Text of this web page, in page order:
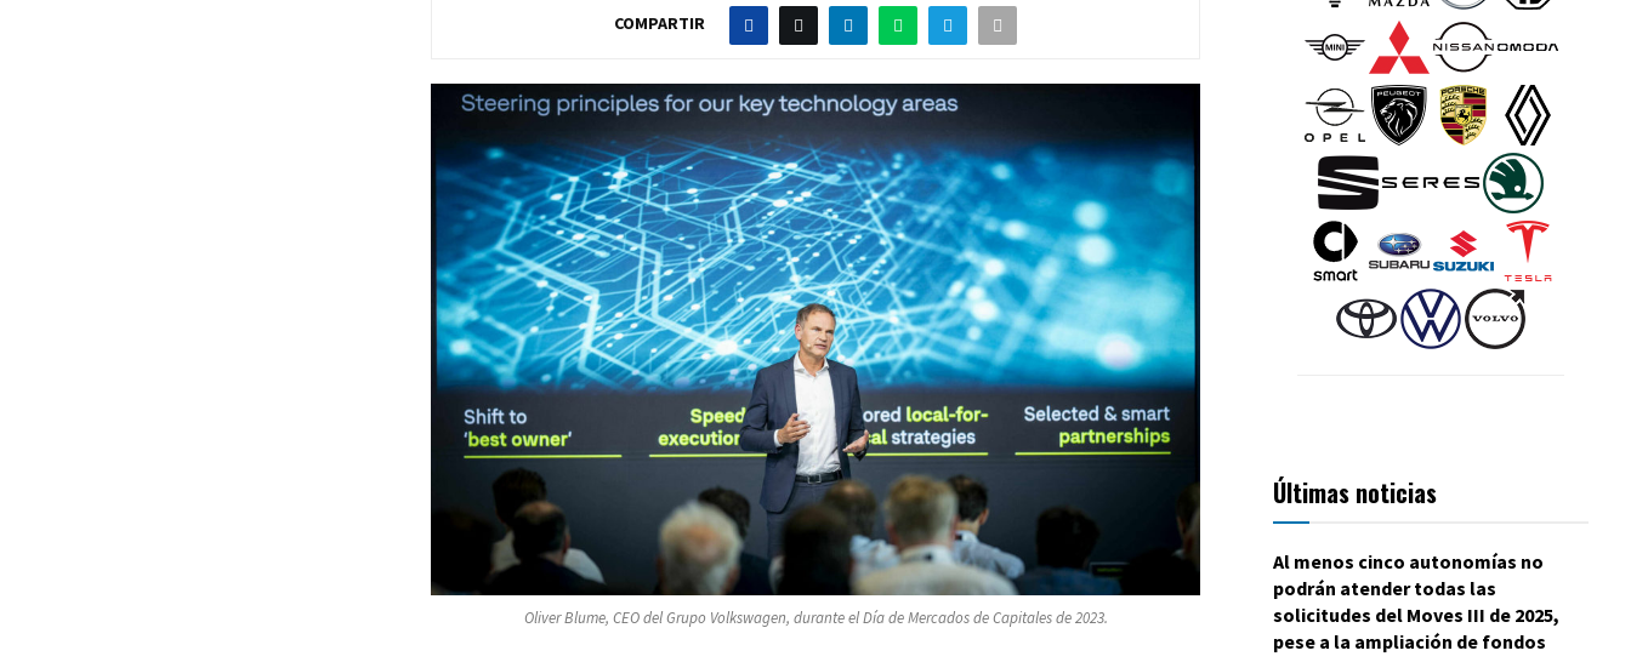
COMPARTIR
Oliver Blume, CEO del Grupo Volkswagen, durante el Día de Mercados de Capitales de 2023.
Últimas noticias
Al menos cinco autonomías no
podrán atender todas las
solicitudes del Moves III de 2025,
pese a la ampliación de fondos